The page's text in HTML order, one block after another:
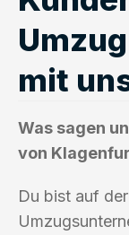
mit
Was sagen
von
Du bist auf